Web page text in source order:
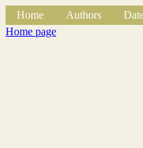
Home Authors
Home page